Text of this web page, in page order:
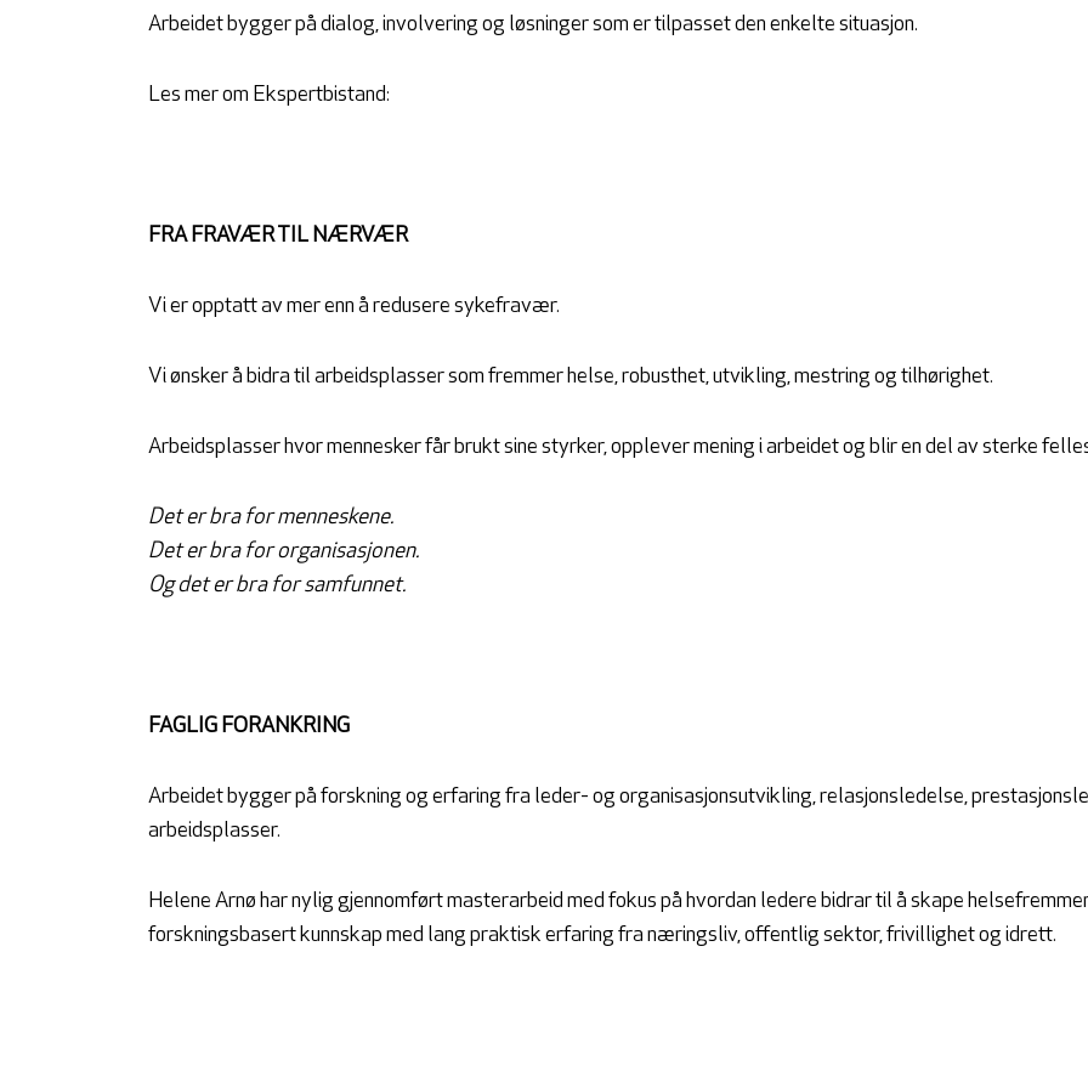
Arbeidet bygger på dialog, involvering og løsninger som er tilpasset den enkelte situasjon.
Les mer om Ekspertbistand:
FRA FRAVÆR TIL NÆRVÆR
Vi er opptatt av mer enn å redusere sykefravær.
Vi ønsker å bidra til arbeidsplasser som fremmer helse, robusthet, utvikling, mestring og tilhørighet.
Arbeidsplasser hvor mennesker får brukt sine styrker, opplever mening i arbeidet og blir en del av sterke
Det er bra for menneskene.
Det er bra for organisasjonen.
Og det er bra for samfunnet.
FAGLIG FORANKRING
Arbeidet bygger på forskning og erfaring fra leder- og organisasjonsutvikling, relasjonsledelse,
arbeidsplasser.
Helene Arnø har nylig gjennomført masterarbeid med fokus på hvordan ledere bidrar til å skape
forskningsbasert kunnskap med lang praktisk erfaring fra næringsliv, offentlig sektor, frivillighet og idrett.